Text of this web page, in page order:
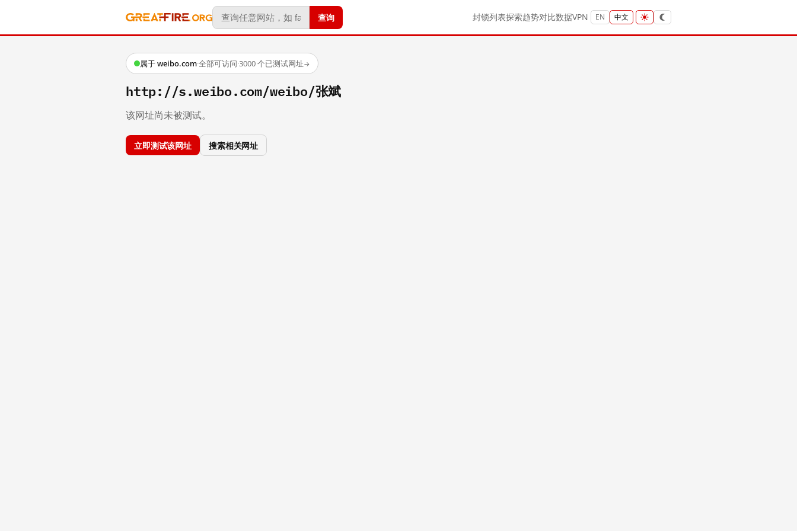
查询 封锁列表探索趋势对比数据VPN EN 中文
属于 weibo.com·全部可访问·3000 个已测试网址→
http://s.weibo.com/weibo/张斌
该网址尚未被测试。
立即测试该网址 搜索相关网址